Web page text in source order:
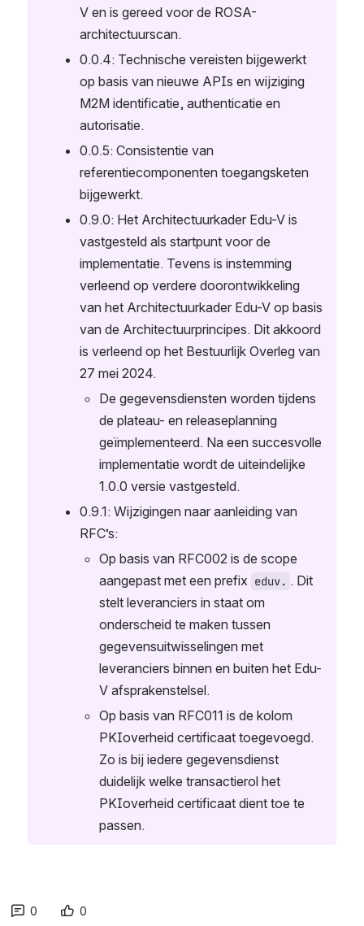
V en is gereed voor de ROSA-
architectuurscan.
0.0.4: Technische vereisten bijgewerkt
op basis van nieuwe APIs en wijziging
M2M identificatie, authenticatie en
autorisatie.
0.0.5: Consistentie van
referentiecomponenten toegangsketen
bijgewerkt.
0.9.0: Het Architectuurkader Edu-V is
vastgesteld als startpunt voor de
implementatie. Tevens is instemming
verleend op verdere doorontwikkeling
van het Architectuurkader Edu-V op basis
van de Architectuurprincipes. Dit akkoord
is verleend op het Bestuurlijk Overleg van
27 mei 2024.
De gegevensdiensten worden tijdens
de plateau- en releaseplanning
geïmplementeerd. Na een succesvolle
implementatie wordt de uiteindelijke
1.0.0 versie vastgesteld.
0.9.1: Wijzigingen naar aanleiding van
RFC’s:
Op basis van RFC002 is de scope
aangepast met een prefix eduv. . Dit
stelt leveranciers in staat om
onderscheid te maken tussen
gegevensuitwisselingen met
leveranciers binnen en buiten het Edu-
V afsprakenstelsel.
Op basis van RFC011 is de kolom
PKIoverheid certificaat toegevoegd.
Zo is bij iedere gegevensdienst
duidelijk welke transactierol het
PKIoverheid certificaat dient toe te
passen.
0 0